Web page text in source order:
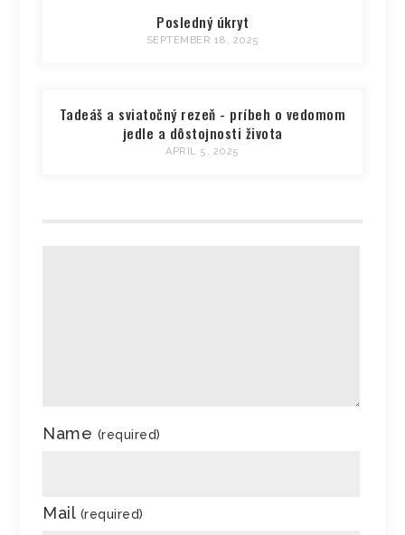
Posledný úkryt
SEPTEMBER 18, 2025
Tadeáš a sviatočný rezeň - príbeh o vedomom
jedle a dôstojnosti života
APRIL 5, 2025
Name (required)
Mail (required)